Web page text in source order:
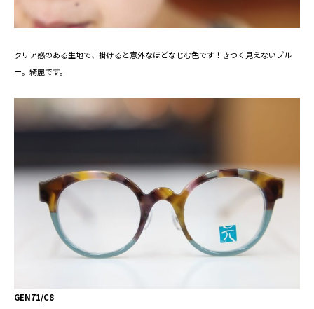
クリア感のある生地で、掛けると意外なほどなじむ色です！きつく見えないブル
ー。綺麗です。
GEN71/C8